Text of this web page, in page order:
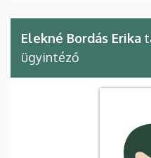
Elekné Bordás Erika
ügyintéző